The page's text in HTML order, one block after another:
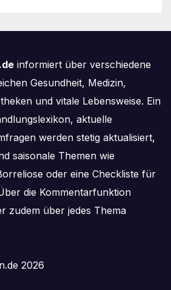
informiert über verschiedene
Gesundheit, Medizin,
und vitale Lebensweise. Ein
aktuelle
werden stetig aktualisiert,
saisonale Themen wie
oder eine Checkliste für
die Kommentarfunktion
zudem über jedes Thema
2026